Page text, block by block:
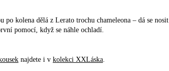
kolena dělá z Lerato trochu chameleona – dá se nosit
pomocí, když se náhle ochladí.
najdete i v kolekci XXLáska